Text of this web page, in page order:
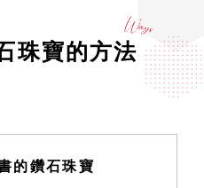
珠寶的方法
的鑽石珠寶